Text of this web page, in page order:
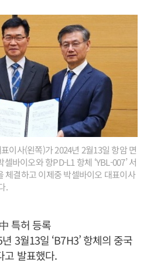
이사(왼쪽)가 2024년 2월13일 항암 면
바이오와 항PD-L1 항체 ‘YBL-007’ 서
체결하고 이제중 박셀바이오 대표이사
.
특허 등록
3월13일 ‘B7H3’ 항체의 중국
고 발표했다.